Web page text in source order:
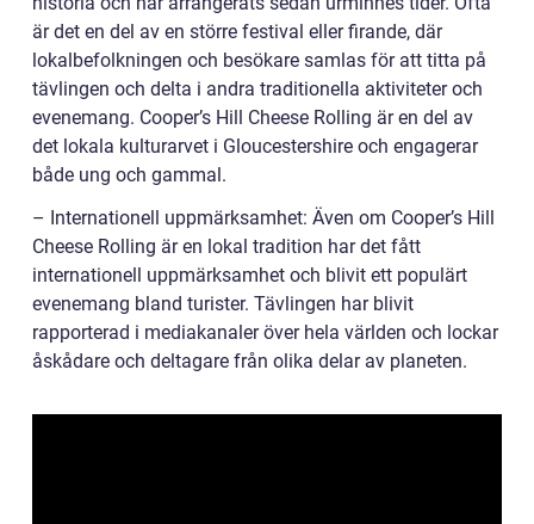
är det en del av en större festival eller firande, där
lokalbefolkningen och besökare samlas för att titta på
tävlingen och delta i andra traditionella aktiviteter och
evenemang. Cooper’s Hill Cheese Rolling är en del av
det lokala kulturarvet i Gloucestershire och engagerar
både ung och gammal.
– Internationell uppmärksamhet: Även om Cooper’s Hill
Cheese Rolling är en lokal tradition har det fått
internationell uppmärksamhet och blivit ett populärt
evenemang bland turister. Tävlingen har blivit
rapporterad i mediakanaler över hela världen och lockar
åskådare och deltagare från olika delar av planeten.